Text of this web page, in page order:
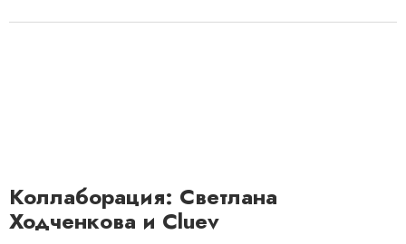
Коллаборация: Светлана
Ходченкова и Cluev